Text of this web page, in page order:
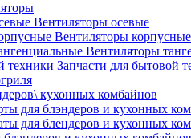
Вентиляторы осевые
Вентиляторы корпусные
Вентиляторы
Запчасти для бытовой
кухонных комбайнов
для блэндеров и кухонных
для блендеров и кухонных